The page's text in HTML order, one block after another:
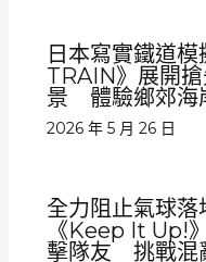
日本寫實鐵道
TRAIN》展開
景 體驗鄉郊海
2026 年 5 月 26 日
全力阻止氣球
《Keep It Up!
擊隊友 挑戰混